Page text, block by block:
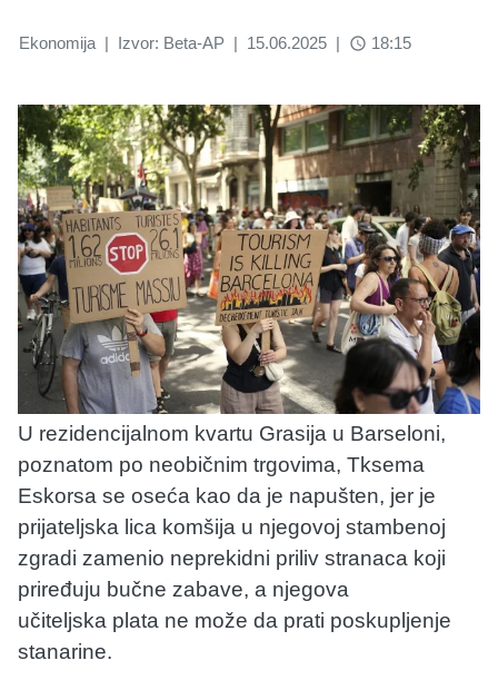
Ekonomija | Izvor: Beta-AP | 15.06.2025 | access_time 18:15
U rezidencijalnom kvartu Grasija u Barseloni,
poznatom po neobičnim trgovima, Tksema
Eskorsa se oseća kao da je napušten, jer je
prijateljska lica komšija u njegovoj stambenoj
zgradi zamenio neprekidni priliv stranaca koji
priređuju bučne zabave, a njegova
učiteljska plata ne može da prati poskupljenje
stanarine.